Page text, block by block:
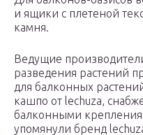
и ящики с плетеной
камня.
Ведущие
разведения растений
для балконных
кашпо от lechuza,
балконными
упомянули бренд